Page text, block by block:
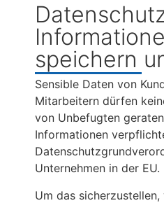
speichern
Sensible Daten von
Mitarbeitern dürfen
von Unbefugten
Informationen
Unternehmen in der EU.
Um das